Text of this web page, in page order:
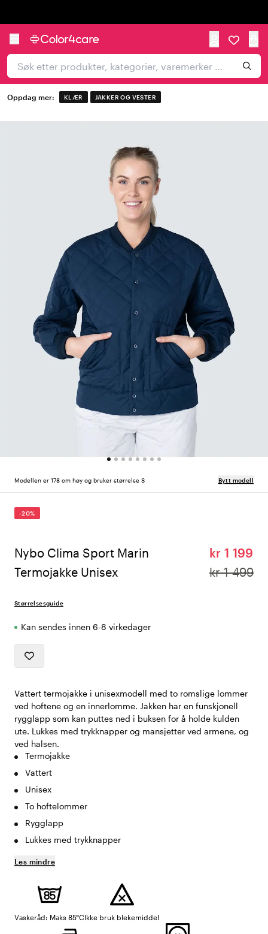
Oppdag mer: KLÆR JAKKER OG VESTER
Modellen er 178 cm høy og bruker størrelse S Bytt modell
-20%
Nybo Clima Sport Marin
Termojakke Unisex
kr 1 199
kr 1 499
Størrelsesguide
Kan sendes innen 6-8 virkedager
Vattert termojakke i unisexmodell med to romslige lommer
ved hoftene og en innerlomme. Jakken har en funskjonell
rygglapp som kan puttes ned i buksen for å holde kulden
ute. Lukkes med trykknapper og mansjetter ved armene, og
ved halsen.
Termojakke
Vattert
Unisex
To hoftelommer
Rygglapp
Lukkes med trykknapper
Les mindre
Vaskeråd: Maks 85°CIkke bruk blekemiddel